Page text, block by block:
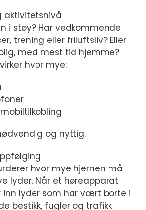
aktivitetsnivå
i støy? Har vedkommende
trening eller friluftsliv? Eller
med mest tid hjemme?
hvor mye:
og nyttig.
hvor mye hjernen må
lyder. Når et høreapparat
inn lyder som har vært borte i
bestikk, fugler og trafikk